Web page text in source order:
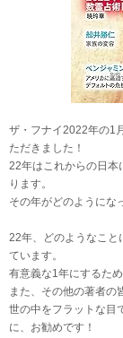
ザ・フナイ2022年の1
ただきました！
22年はこれからの日本
ります。
その年がどのようにな
22年、どのようなこと
ています。
有意義な1年にするた
また、その他の著者の
世の中をフラットな目
に、お勧めです！